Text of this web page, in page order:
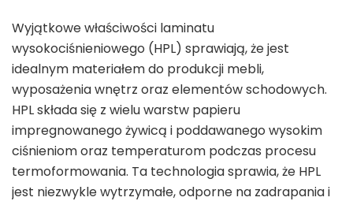
Wyjątkowe właściwości laminatu
wysokociśnieniowego (HPL) sprawiają, że jest
idealnym materiałem do produkcji mebli,
wyposażenia wnętrz oraz elementów schodowych.
HPL składa się z wielu warstw papieru
impregnowanego żywicą i poddawanego wysokim
ciśnieniom oraz temperaturom podczas procesu
termoformowania. Ta technologia sprawia, że HPL
jest niezwykle wytrzymałe, odporne na zadrapania i